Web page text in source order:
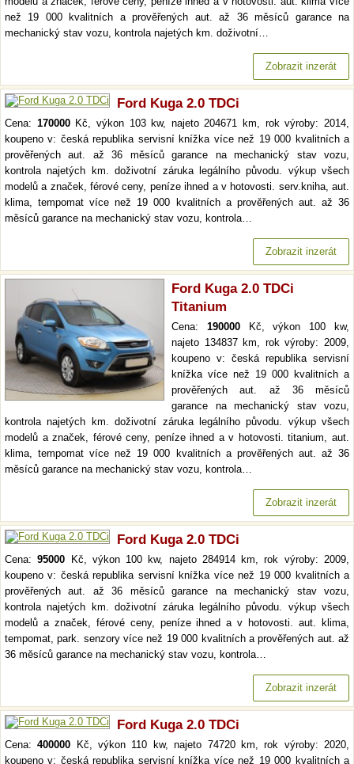
než 19 000 kvalitních a prověřených aut. až 36 měsíců garance na
mechanický stav vozu, kontrola najetých km. doživotní…
Zobrazit inzerát
Ford Kuga 2.0 TDCi
Cena: 170000Kč, výkon 103 kw, najeto 204671 km, rok výroby: 2014,
koupeno v: česká republika servisní knížka více než 19 000 kvalitních a
prověřených aut. až 36 měsíců garance na mechanický stav vozu,
kontrola najetých km. doživotní záruka legálního původu. výkup všech
modelů a značek, férové ceny, peníze ihned a v hotovosti. serv.kniha, aut.
klima, tempomat více než 19 000 kvalitních a prověřených aut. až 36
měsíců garance na mechanický stav vozu, kontrola…
Zobrazit inzerát
Ford Kuga 2.0 TDCi
Titanium
Cena: 190000Kč, výkon 100 kw,
najeto 134837 km, rok výroby: 2009,
koupeno v: česká republika servisní
knížka více než 19 000 kvalitních a
prověřených aut. až 36 měsíců
garance na mechanický stav vozu,
kontrola najetých km. doživotní záruka legálního původu. výkup všech
modelů a značek, férové ceny, peníze ihned a v hotovosti. titanium, aut.
klima, tempomat více než 19 000 kvalitních a prověřených aut. až 36
měsíců garance na mechanický stav vozu, kontrola…
Zobrazit inzerát
Ford Kuga 2.0 TDCi
Cena:95000 Kč, výkon 100 kw, najeto 284914 km, rok výroby: 2009,
koupeno v: česká republika servisní knížka více než 19 000 kvalitních a
prověřených aut. až 36 měsíců garance na mechanický stav vozu,
kontrola najetých km. doživotní záruka legálního původu. výkup všech
modelů a značek, férové ceny, peníze ihned a v hotovosti. aut. klima,
tempomat, park. senzory více než 19 000 kvalitních a prověřených aut. až
36 měsíců garance na mechanický stav vozu, kontrola…
Zobrazit inzerát
Ford Kuga 2.0 TDCi
Cena:400000 Kč, výkon 110 kw, najeto 74720 km, rok výroby: 2020,
koupeno v: česká republika servisní knížka více než 19 000 kvalitních a